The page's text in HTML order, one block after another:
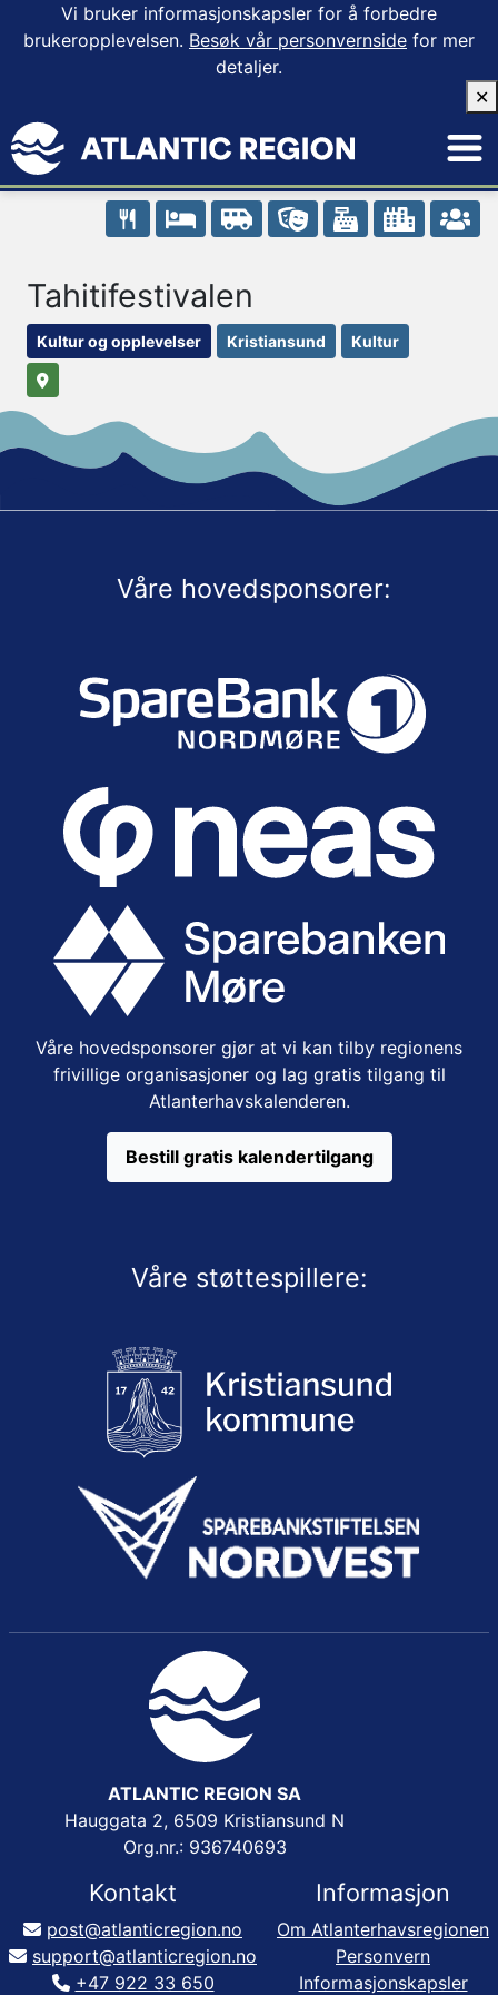
Vi bruker informasjonskapsler for å forbedre
brukeropplevelsen. Besøk vår personvernside for mer
detaljer.
✕
Tahitifestivalen
Kultur og opplevelser Kristiansund Kultur
Våre hovedsponsorer:
Våre hovedsponsorer gjør at vi kan tilby regionens
frivillige organisasjoner og lag gratis tilgang til
Atlanterhavskalenderen.
Bestill gratis kalendertilgang
Våre støttespillere:
ATLANTIC REGION SA
Hauggata 2, 6509 Kristiansund N
Org.nr.: 936740693
Kontakt
post@atlanticregion.no
support@atlanticregion.no
+47 922 33 650
Informasjon
Om Atlanterhavsregionen
Personvern
Informasjonskapsler